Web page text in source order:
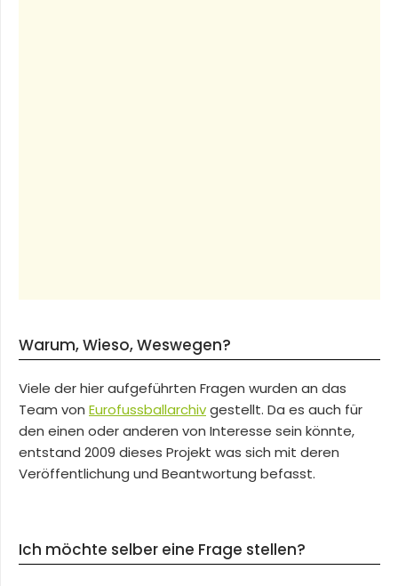
Warum, Wieso, Weswegen?
Viele der hier aufgeführten Fragen wurden an das
Team von Eurofussballarchivgestellt. Da es auch für
den einen oder anderen von Interesse sein könnte,
entstand 2009 dieses Projekt was sich mit deren
Veröffentlichung und Beantwortung befasst.
Ich möchte selber eine Frage stellen?